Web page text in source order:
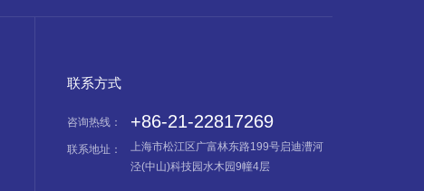
联系方式
咨询热线： +86-21-22817269
联系地址：
上海市松江区广富林东路199号启迪漕河
泾(中山)科技园水木园9幢4层